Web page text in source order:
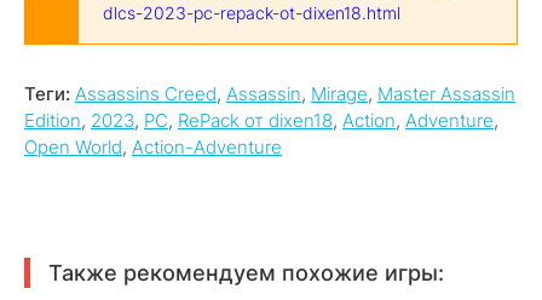
dlcs-2023-pc-repack-ot-dixen18.html
Теги: Assassins Creed, Assassin, Mirage, Master Assassin
Edition, 2023, PC, RePack от dixen18, Action, Adventure,
Open World, Action-Adventure
Также рекомендуем похожие игры: